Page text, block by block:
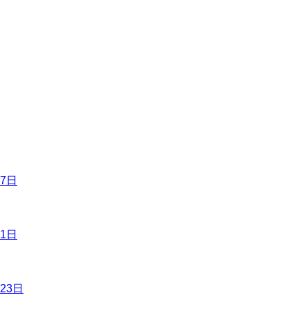
日
日
日